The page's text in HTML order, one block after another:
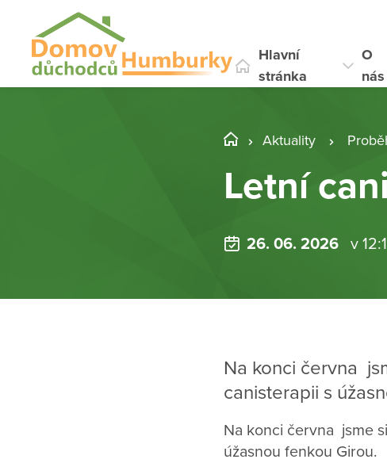
Hlavní
stránka
O
nás
Aktuality
Letní
26. 06. 2026 v
Na konci června
canisterapii s
Na konci června jsme
úžasnou fenkou Girou.